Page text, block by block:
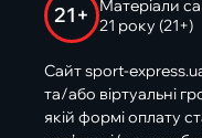
21+
Матеріали
21 року (21+)
Сайт sport-
та/або віртуальні
якій формі оплату